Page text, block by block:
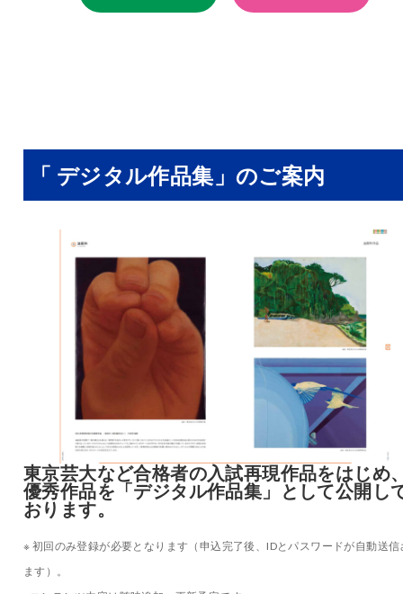
「 デジタル作品集」のご案内
東京芸大など合格者の入試再現作品をはじめ
優秀作品を「デジタル作品集」として公開し
おります。
※ 初回のみ登録が必要となります（申込完了後、IDとパスワードが自動送信
ます）。